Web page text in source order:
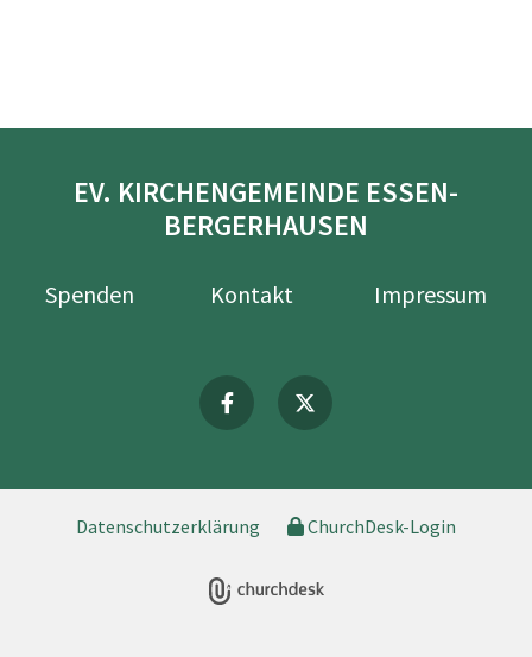
EV. KIRCHENGEMEINDE ESSEN-
BERGERHAUSEN
Spenden Kontakt Impressum
Datenschutzerklärung ChurchDesk-Login